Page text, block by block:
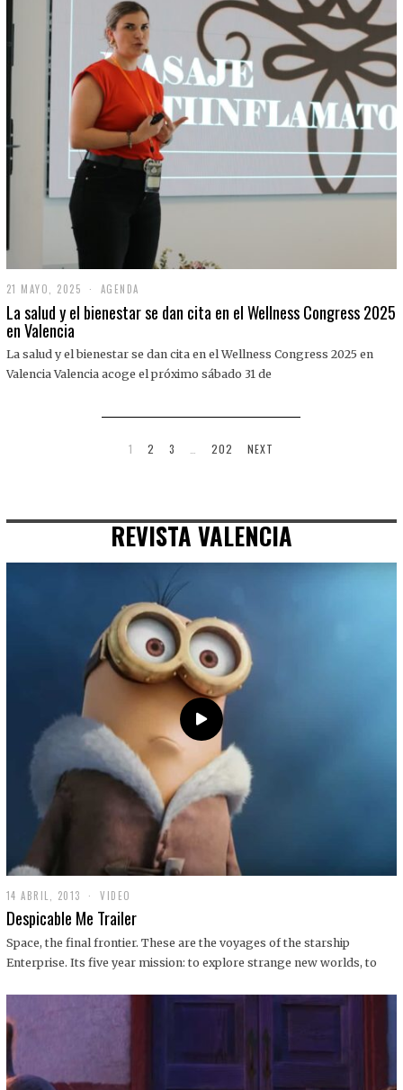
21 MAYO, 2025
1
M
O
,
AGENDA
La salud y el bienestar se dan cita en el Wellness Congress 2025
en Valencia
La salud y el bienestar se dan cita en el Wellness Congress 2025 en
Valencia Valencia acoge el próximo sábado 31 de
1 2 3 202 NEXT
REVISTA VALENCIA
14 ABRIL, 2013
9
D
C
I
1
VIDEO
Despicable Me Trailer
Space, the final frontier. These are the voyages of the starship
Enterprise. Its five year mission: to explore strange new worlds, to